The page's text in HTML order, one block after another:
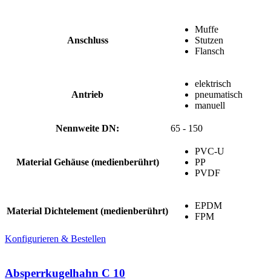
Anschluss
Muffe
Stutzen
Flansch
Antrieb
elektrisch
pneumatisch
manuell
Nennweite DN: 65 - 150
Material Gehäuse (medienberührt)
PVC-U
PP
PVDF
Material Dichtelement (medienberührt)
EPDM
FPM
Konfigurieren & Bestellen
Absperrkugelhahn C 10